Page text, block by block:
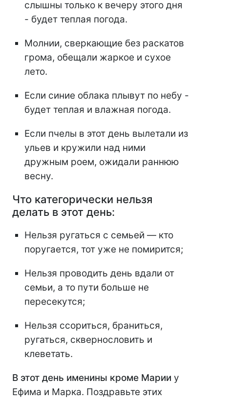
слышны только к вечеру этого дня
- будет теплая погода.
Молнии, сверкающие без раскатов
грома, обещали жаркое и сухое
лето.
Если синие облака плывут по небу -
будет теплая и влажная погода.
Если пчелы в этот день вылетали из
ульев и кружили над ними
дружным роем, ожидали раннюю
весну.
Что категорически нельзя
делать в этот день:
Нельзя ругаться с семьей — кто
поругается, тот уже не помирится;
Нельзя проводить день вдали от
семьи, а то пути больше не
пересекутся;
Нельзя ссориться, браниться,
ругаться, сквернословить и
клеветать.
В этот день именины кроме Марии у
Ефима и Марка. Поздравьте этих